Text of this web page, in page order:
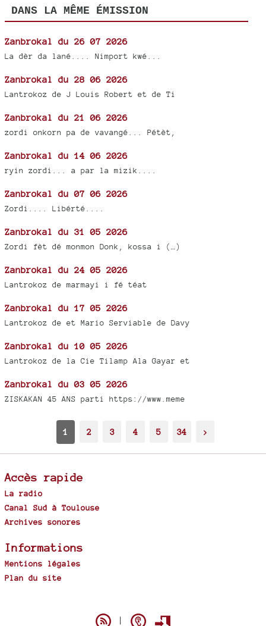
DANS LA MÊME ÉMISSION
Zanbrokal du 26 07 2026
La dèr da lané.... Nimport kwé...
Zanbrokal du 28 06 2026
Lantrokoz de J Louis Robert et de Ti
Zanbrokal du 21 06 2026
zordi onkorn pa de vavangé... Pétèt,
Zanbrokal du 14 06 2026
ryin zordi... a par la mizik....
Zanbrokal du 07 06 2026
Zordi.... Libérté....
Zanbrokal du 31 05 2026
Zordi fèt dé monmon Donk, kossa i (…)
Zanbrokal du 24 05 2026
Lantrokoz de marmayi i fé téat
Zanbrokal du 17 05 2026
Lantrokoz de et Mario Serviable de Davy
Zanbrokal du 10 05 2026
Lantrokoz de la Cie Tilamp Ala Gayar et
Zanbrokal du 03 05 2026
ZISKAKAN 45 ANS parti https://www.meme
1 2 3 4 5 34 >
Accès rapide
La radio
Canal Sud à Toulouse
Archives sonores
Informations
Mentions légales
Plan du site
|